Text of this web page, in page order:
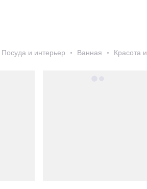
Посуда и интерьер Ванная Красота